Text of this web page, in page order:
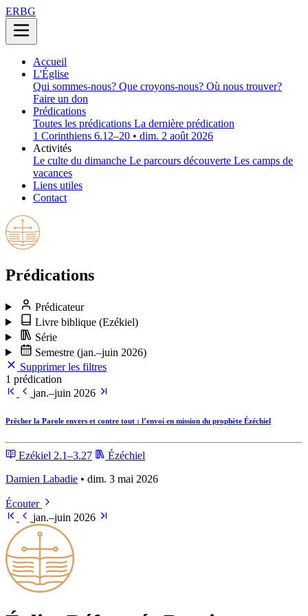
ERBG
Accueil
L'Église
Qui sommes-nous? Que croyons-nous? Où nous trouver?
Faire un don
Prédications
Toutes les prédications La dernière prédication
1 Corinthiens 6.12–20 • dim. 2 août 2026
Activités
Le culte du dimanche Le parcours découverte Les camps de
vacances
Liens utiles
Contact
Prédications
Prédicateur
Livre biblique (Ezékiel)
Série
Semestre (jan.–juin 2026)
Supprimer les filtres
1 prédication
jan.–juin 2026
Prêcher la Parole envers et contre tout : l’envoi en mission du prophète Ézéchiel
Ezékiel 2.1–3.27
Ézéchiel
Damien Labadie • dim. 3 mai 2026
Écouter
jan.–juin 2026